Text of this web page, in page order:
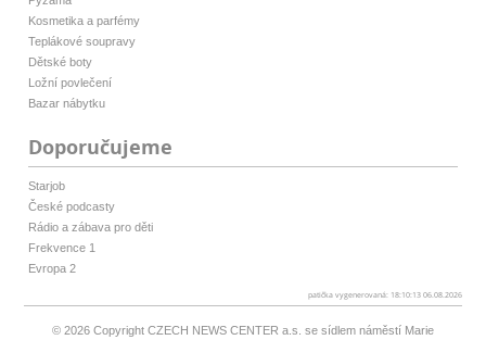
Kosmetika a parfémy
Teplákové soupravy
Dětské boty
Ložní povlečení
Bazar nábytku
Doporučujeme
Starjob
České podcasty
Rádio a zábava pro děti
Frekvence 1
Evropa 2
patička vygenerovaná: 18:10:13 06.08.2026
© 2026 Copyright CZECH NEWS CENTER a.s. se sídlem náměstí Marie